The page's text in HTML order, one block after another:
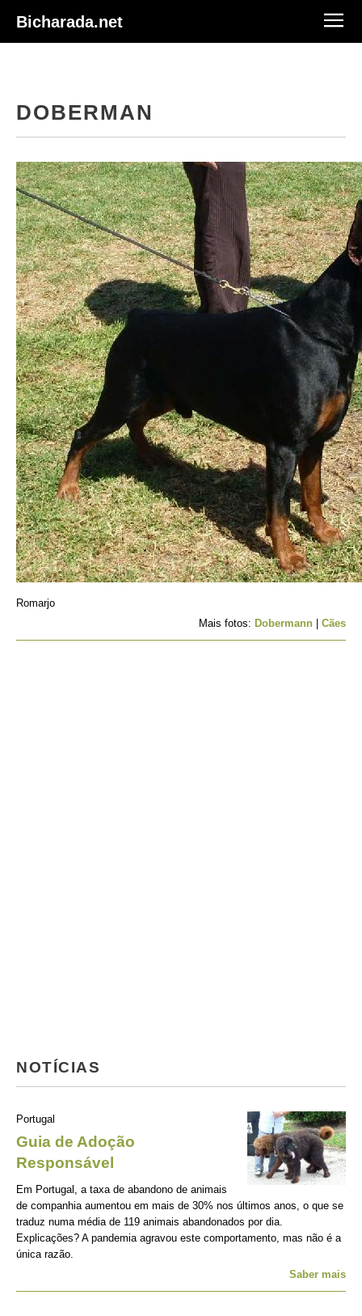
Bicharada.net
DOBERMAN
Romarjo
Mais fotos: Dobermann Cães
NOTÍCIAS
Portugal
Guia de Adoção
Responsável
Em Portugal, a taxa de abandono de animais
de companhia aumentou em mais de 30% nos últimos anos, o que se
traduz numa média de 119 animais abandonados por dia.
Explicações? A pandemia agravou este comportamento, mas não é a
única razão.
Saber mais